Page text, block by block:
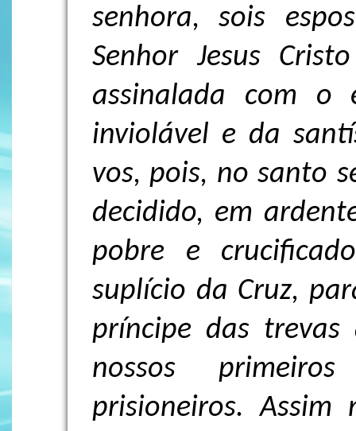
senhora, sois
Senhor Jesus
assinalada com o
inviolável e da
vos, pois, no santo
decidido, em
pobre e
suplício da Cruz,
príncipe das trevas
nossos
prisioneiros. Assim